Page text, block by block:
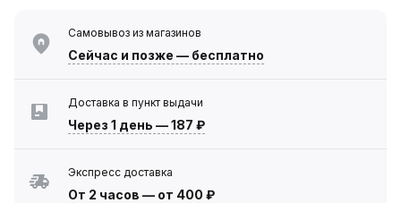
Самовывоз из магазинов
Сейчас и позже — бесплатно
Доставка в пункт выдачи
Через 1 день —187 ₽
Экспресс доставка
От 2 часов — от 400 ₽